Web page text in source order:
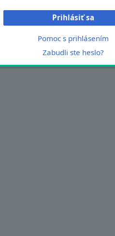
Prihlásiť sa
Pomoc s prihlásením
Zabudli ste heslo?